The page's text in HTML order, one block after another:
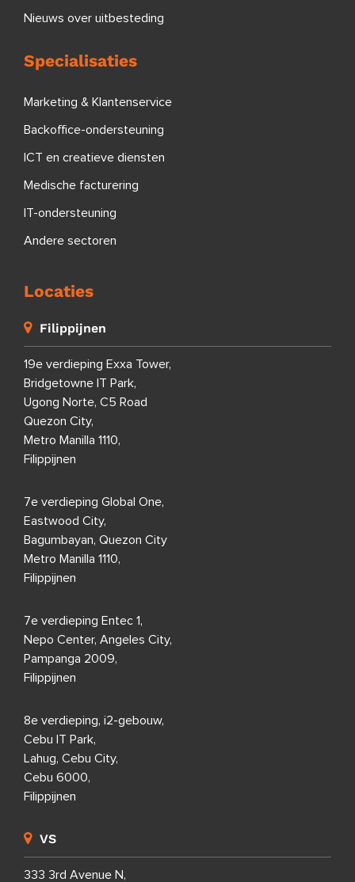
Nieuws over uitbesteding
Specialisaties
Marketing & Klantenservice
Backoffice-ondersteuning
ICT en creatieve diensten
Medische facturering
IT-ondersteuning
Andere sectoren
Locaties
Filippijnen
19e verdieping Exxa Tower,
Bridgetowne IT Park,
Ugong Norte, C5 Road
Quezon City,
Metro Manilla 1110,
Filippijnen
7e verdieping Global One,
Eastwood City,
Bagumbayan, Quezon City
Metro Manilla 1110,
Filippijnen
7e verdieping Entec 1,
Nepo Center, Angeles City,
Pampanga 2009,
Filippijnen
8e verdieping, i2-gebouw,
Cebu IT Park,
Lahug, Cebu City,
Cebu 6000,
Filippijnen
VS
333 3rd Avenue N,